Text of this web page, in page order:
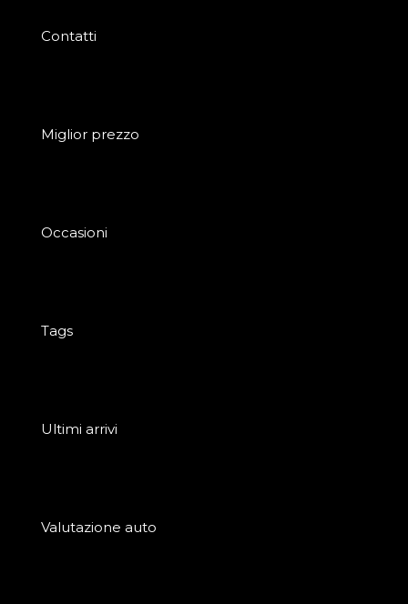
Contatti
Miglior prezzo
Occasioni
Tags
Ultimi arrivi
Valutazione auto